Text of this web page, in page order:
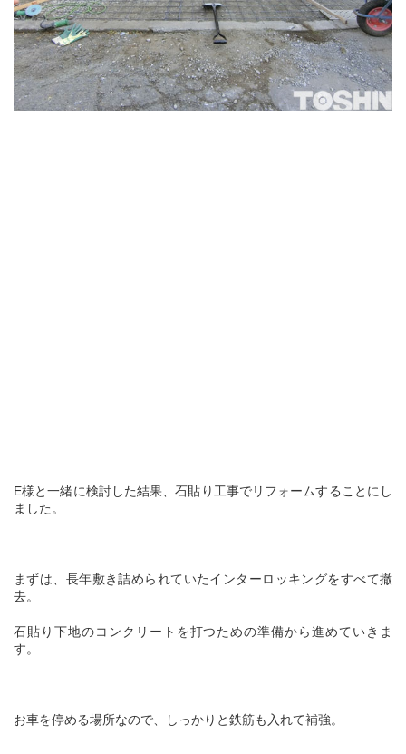
E様と一緒に検討した結果、石貼り工事でリフォームすることにし
ました。
まずは、長年敷き詰められていたインターロッキングをすべて撤
去。
石貼り下地のコンクリートを打つための準備から進めていきま
す。
お車を停める場所なので、しっかりと鉄筋も入れて補強。